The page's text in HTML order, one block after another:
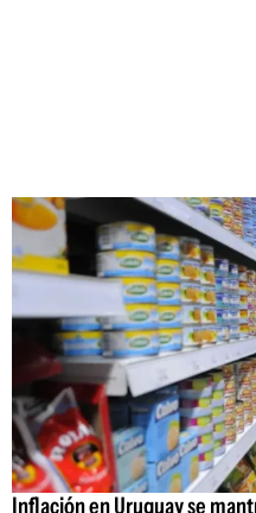
Inflación en Uruguay se